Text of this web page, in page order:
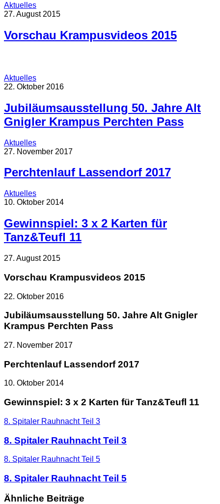
Aktuelles
27. August 2015
Vorschau Krampusvideos 2015
Aktuelles
22. Oktober 2016
Jubiläumsausstellung 50. Jahre Alt
Gnigler Krampus Perchten Pass
Aktuelles
27. November 2017
Perchtenlauf Lassendorf 2017
Aktuelles
10. Oktober 2014
Gewinnspiel: 3 x 2 Karten für
Tanz&Teufl 11
27. August 2015
Vorschau Krampusvideos 2015
22. Oktober 2016
Jubiläumsausstellung 50. Jahre Alt Gnigler
Krampus Perchten Pass
27. November 2017
Perchtenlauf Lassendorf 2017
10. Oktober 2014
Gewinnspiel: 3 x 2 Karten für Tanz&Teufl 11
8. Spitaler Rauhnacht Teil 3
8. Spitaler Rauhnacht Teil 3
8. Spitaler Rauhnacht Teil 5
8. Spitaler Rauhnacht Teil 5
Ähnliche Beiträge